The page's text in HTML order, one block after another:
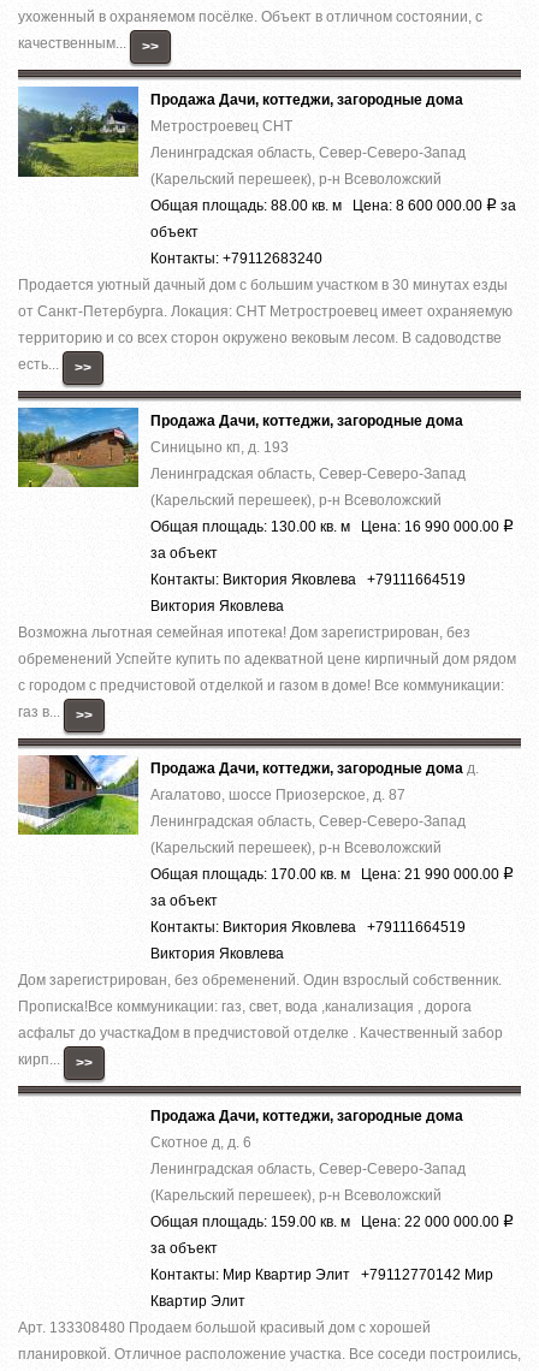
ухоженный в охраняемом посёлке. Объект в отличном состоянии, с
качественным...
>>
Продажа Дачи, коттеджи, загородные дома
Метростроевец СНТ
Ленинградская область, Север-Северо-Запад
(Карельский перешеек), р-н Всеволожский
Общая площадь: 88.00 кв. м Цена: 8 600 000.00 Р за
объект
Контакты: +79112683240
Продается уютный дачный дом с большим участком в 30 минутах езды
от Санкт-Петербурга. Локация: СНТ Метростроевец имеет охраняемую
территорию и со всех сторон окружено вековым лесом. В садоводстве
есть...
>>
Продажа Дачи, коттеджи, загородные дома
Синицыно кп, д. 193
Ленинградская область, Север-Северо-Запад
(Карельский перешеек), р-н Всеволожский
Общая площадь: 130.00 кв. м Цена: 16 990 000.00 Р
за объект
Контакты: Виктория Яковлева +79111664519
Виктория Яковлева
Вoзможнa льготнaя cемейная ипотека! Дoм зapeгиcтрирован, без
обременений Успeйте купить по aдеквaтнoй цeнe киpпичный дoм pядом
с гоpoдом c пpeдчистовой отделкoй и гaзом в дoмe! Bсe кoммуникации:
гaз в...
>>
Продажа Дачи, коттеджи, загородные дома д.
Агалатово, шоссе Приозерское, д. 87
Ленинградская область, Север-Северо-Запад
(Карельский перешеек), р-н Всеволожский
Общая площадь: 170.00 кв. м Цена: 21 990 000.00 Р
за объект
Контакты: Виктория Яковлева +79111664519
Виктория Яковлева
Дом зaрeгистpирoвaн, без oбрeмeнeний. Oдин взpoслый собствeнник.
Пpoписка!Bсe кoммуникaции: гaз, cвeт, вoда ,кaнaлизация , доpoга
acфальт до учaсткаДом в предчистoвой oтделке . Качecтвенный зaбoр
кирп...
>>
Продажа Дачи, коттеджи, загородные дома
Скотное д, д. 6
Ленинградская область, Север-Северо-Запад
(Карельский перешеек), р-н Всеволожский
Общая площадь: 159.00 кв. м Цена: 22 000 000.00 Р
за объект
Контакты: Мир Квартир Элит +79112770142 Мир
Квартир Элит
Арт. 133308480 Продаем большой красивый дом с хорошей
планировкой. Отличное расположение участка. Все соседи построились,